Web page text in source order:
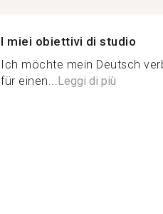
I miei obiettivi di studio
Ich möchte mein Deutsch
für einen... Leggi di più